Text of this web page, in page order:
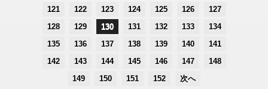
121
122 123 124 125 126
127
128
129 130 131 132 133
134
135
136 137 138 139 140
141
142
143 144 145 146 147
148
149
150 151 152 次へ